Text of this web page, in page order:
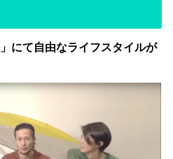
にて自由なライフスタイルが